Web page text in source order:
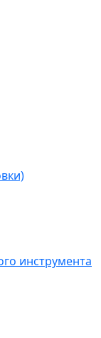
инструмента